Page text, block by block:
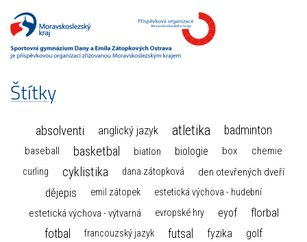
Štítky
absolventi anglický jazyk atletika badminton
baseball basketbal biatlon biologie box chemie
curling cyklistika dana zátopková den otevřených dveří
dějepis emil zátopek estetická výchova - hudební
estetická výchova - výtvarná evropské hry eyof florbal
fotbal francouzský jazyk futsal fyzika golf